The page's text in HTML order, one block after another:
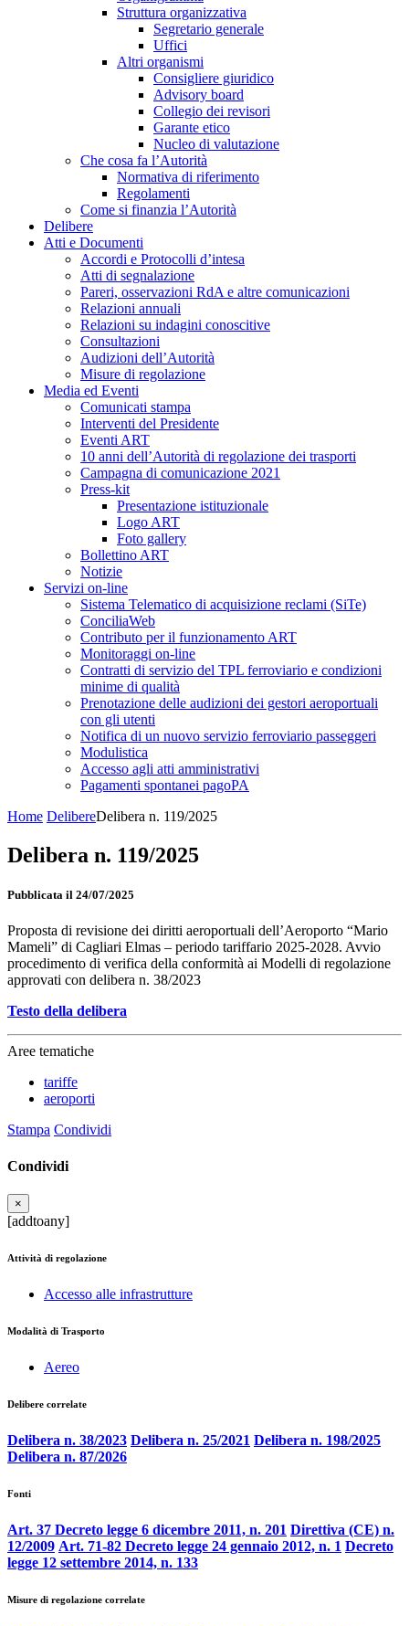
Struttura organizzativa
Segretario generale
Uffici
Altri organismi
Consigliere giuridico
Advisory board
Collegio dei revisori
Garante etico
Nucleo di valutazione
Che cosa fa l’Autorità
Normativa di riferimento
Regolamenti
Come si finanzia l’Autorità
Delibere
Atti e Documenti
Accordi e Protocolli d’intesa
Atti di segnalazione
Pareri, osservazioni RdA e altre comunicazioni
Relazioni annuali
Relazioni su indagini conoscitive
Consultazioni
Audizioni dell’Autorità
Misure di regolazione
Media ed Eventi
Comunicati stampa
Interventi del Presidente
Eventi ART
10 anni dell’Autorità di regolazione dei trasporti
Campagna di comunicazione 2021
Press-kit
Presentazione istituzionale
Logo ART
Foto gallery
Bollettino ART
Notizie
Servizi on-line
Sistema Telematico di acquisizione reclami (SiTe)
ConciliaWeb
Contributo per il funzionamento ART
Monitoraggi on-line
Contratti di servizio del TPL ferroviario e condizioni
minime di qualità
Prenotazione delle audizioni dei gestori aeroportuali
con gli utenti
Notifica di un nuovo servizio ferroviario passeggeri
Modulistica
Accesso agli atti amministrativi
Pagamenti spontanei pagoPA
Home DelibereDelibera n. 119/2025
Delibera n. 119/2025
Pubblicata il 24/07/2025
Proposta di revisione dei diritti aeroportuali dell’Aeroporto “Mario
Mameli” di Cagliari Elmas – periodo tariffario 2025-2028. Avvio
procedimento di verifica della conformità ai Modelli di regolazione
approvati con delibera n. 38/2023
Testo della delibera
Aree tematiche
tariffe
aeroporti
Stampa Condividi
Condividi
×
[addtoany]
Attività di regolazione
Accesso alle infrastrutture
Modalità di Trasporto
Aereo
Delibere correlate
Delibera n. 38/2023 Delibera n. 25/2021 Delibera n. 198/2025
Delibera n. 87/2026
Fonti
Art. 37 Decreto legge 6 dicembre 2011, n. 201 Direttiva (CE) n.
12/2009 Art. 71-82 Decreto legge 24 gennaio 2012, n. 1 Decreto
legge 12 settembre 2014, n. 133
Misure di regolazione correlate